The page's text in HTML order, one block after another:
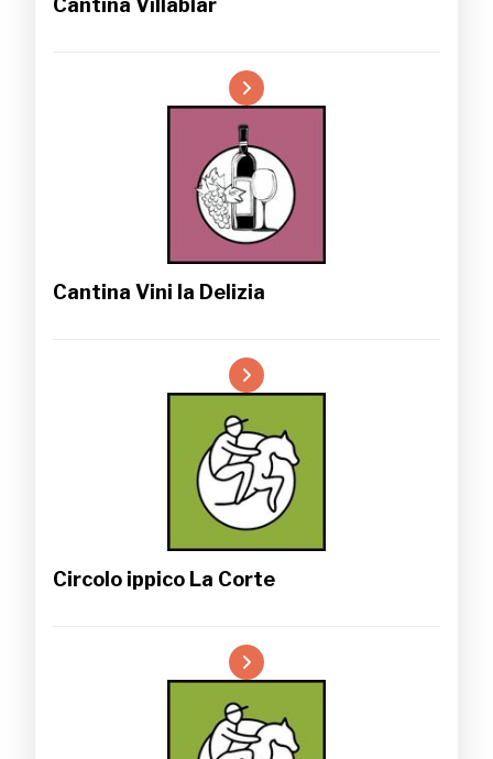
Cantina Villablar
Cantina Vini la Delizia
Circolo ippico La Corte